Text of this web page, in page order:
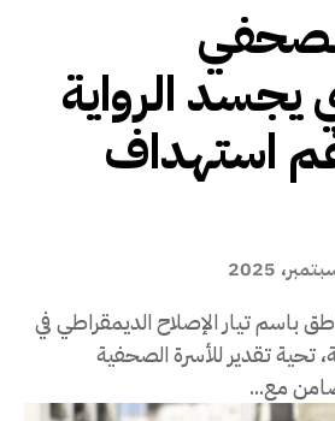
يجسد الرواية
استهداف
باسم تيار الإصلاح الديمقراطي في
تحية تقدير للأسرة الصحفية
مع...